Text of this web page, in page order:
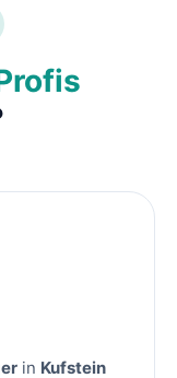
in Kufstein